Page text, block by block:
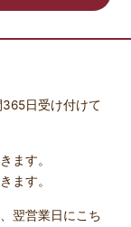
日受け付けて
ます。
ます。
翌営業日にこち